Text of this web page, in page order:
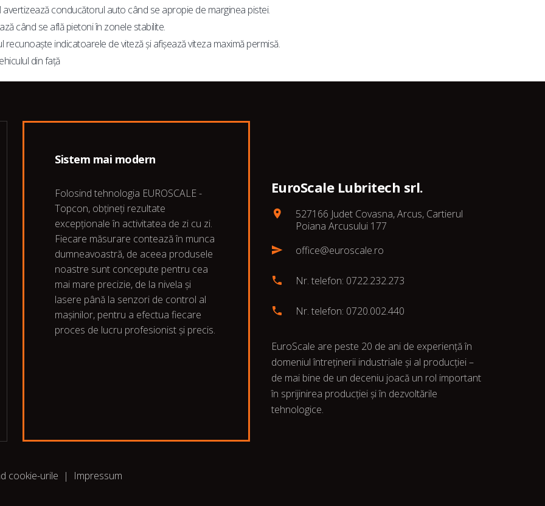
conducătorul auto când se apropie de marginea pistei.
când se află pietoni în zonele stabilite.
indicatoarele de viteză și afișează viteza maximă permisă.
din față
Sistem mai modern
Folosind tehnologia EUROSCALE -
Topcon, obțineți rezultate
excepționale în activitatea de zi cu zi.
Fiecare măsurare contează în munca
dumneavoastră, de aceea produsele
noastre sunt concepute pentru cea
mai mare precizie, de la nivela și
lasere până la senzori de control al
mașinilor, pentru a efectua fiecare
proces de lucru profesionist și precis.
EuroScale Lubritech srl.
527166 Judet Covasna, Arcus, Cartierul
Poiana Arcusului 177
office@euroscale.ro
Nr. telefon: 0722.232.273
Nr. telefon: 0720.002.440
EuroScale are peste 20 de ani de experiență în
domeniul întreținerii industriale și al producției –
de mai bine de un deceniu joacă un rol important
în sprijinirea producției și în dezvoltările
tehnologice.
cookie-urile | Impressum